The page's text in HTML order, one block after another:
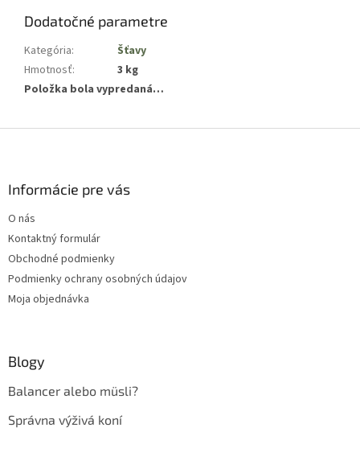
Dodatočné parametre
Kategória:
Šťavy
Hmotnosť:
3 kg
Položka bola vypredaná…
Informácie pre vás
O nás
Kontaktný formulár
Obchodné podmienky
Podmienky ochrany osobných údajov
Moja objednávka
Blogy
Balancer alebo müsli?
Správna výživá koní